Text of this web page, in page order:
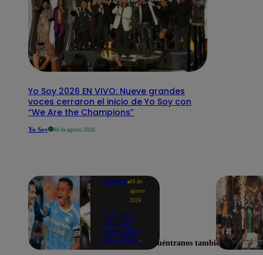
Yo Soy 2026 EN VIVO: Nueve grandes
voces cerraron el inicio de Yo Soy con
“We Are the Champions”
Yo Soy 08 de agosto 2026
Deportes 08 de
agosto
2026
Partidos y
tabla de
posiciones
del Torneo
Encuéntranos también en